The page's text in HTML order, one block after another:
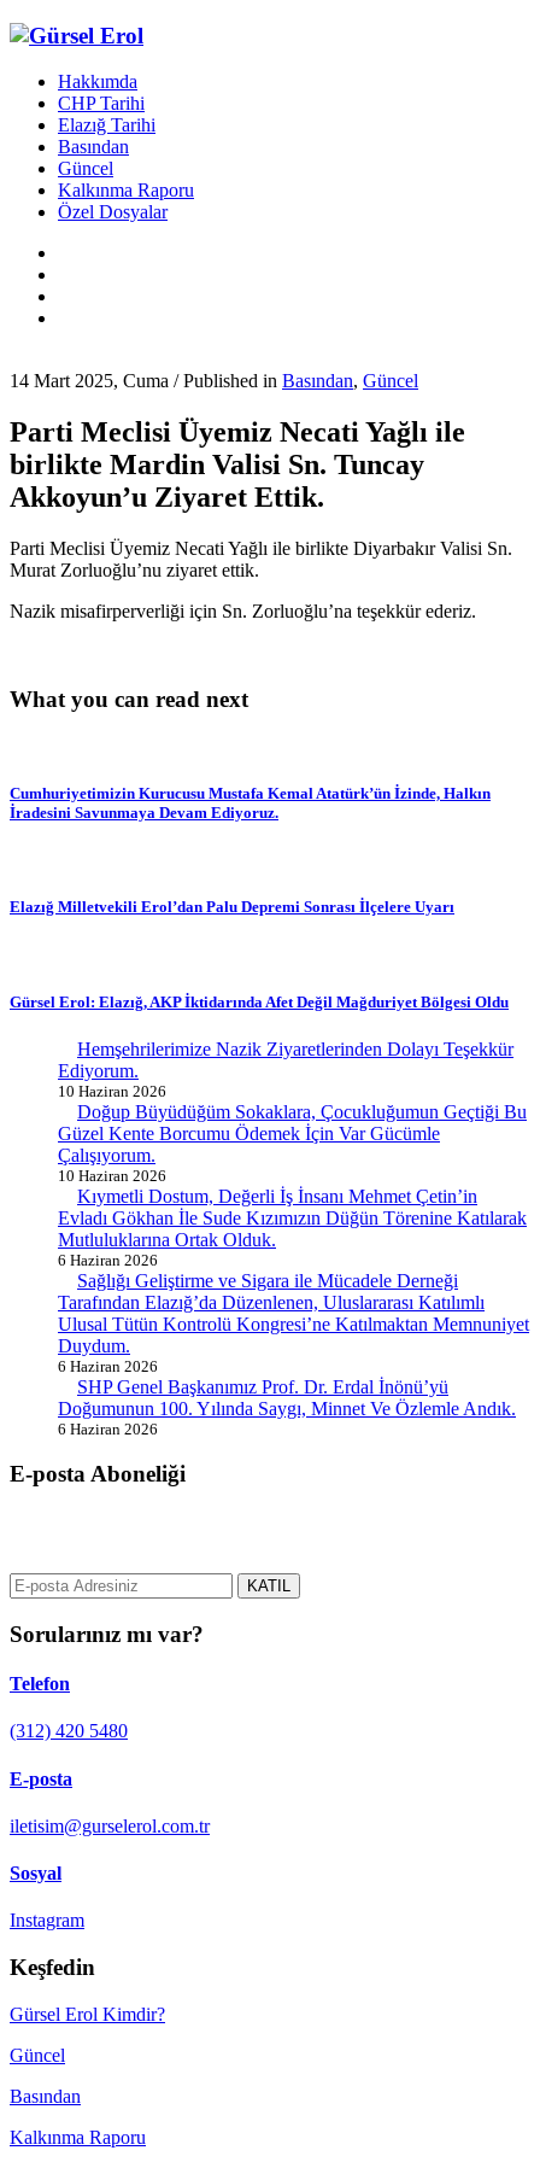
Hakkımda
CHP Tarihi
Elazığ Tarihi
Basından
Güncel
Kalkınma Raporu
Özel Dosyalar
14 Mart 2025, Cuma /Published in Basından, Güncel
Parti Meclisi Üyemiz Necati Yağlı ile
birlikte Mardin Valisi Sn. Tuncay
Akkoyun’u Ziyaret Ettik.
Parti Meclisi Üyemiz Necati Yağlı ile birlikte Diyarbakır Valisi Sn.
Murat Zorluoğlu’nu ziyaret ettik.
Nazik misafirperverliği için Sn. Zorluoğlu’na teşekkür ederiz.
What you can read next
Cumhuriyetimizin Kurucusu Mustafa Kemal Atatürk’ün İzinde, Halkın
İradesini Savunmaya Devam Ediyoruz.
Elazığ Milletvekili Erol’dan Palu Depremi Sonrası İlçelere Uyarı
Gürsel Erol: Elazığ, AKP İktidarında Afet Değil Mağduriyet Bölgesi Oldu
Hemşehrilerimize Nazik Ziyaretlerinden Dolayı Teşekkür
Ediyorum.
10 Haziran 2026
Doğup Büyüdüğüm Sokaklara, Çocukluğumun Geçtiği Bu
Güzel Kente Borcumu Ödemek İçin Var Gücümle
Çalışıyorum.
10 Haziran 2026
Kıymetli Dostum, Değerli İş İnsanı Mehmet Çetin’in
Evladı Gökhan İle Sude Kızımızın Düğün Törenine Katılarak
Mutluluklarına Ortak Olduk.
6 Haziran 2026
Sağlığı Geliştirme ve Sigara ile Mücadele Derneği
Tarafından Elazığ’da Düzenlenen, Uluslararası Katılımlı
Ulusal Tütün Kontrolü Kongresi’ne Katılmaktan Memnuniyet
Duydum.
6 Haziran 2026
SHP Genel Başkanımız Prof. Dr. Erdal İnönü’yü
Doğumunun 100. Yılında Saygı, Minnet Ve Özlemle Andık.
6 Haziran 2026
E-posta Aboneliği
KATIL
Sorularınız mı var?
Telefon
(312) 420 5480
E-posta
iletisim@gurselerol.com.tr
Sosyal
Instagram
Keşfedin
Gürsel Erol Kimdir?
Güncel
Basından
Kalkınma Raporu